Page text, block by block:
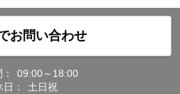
お問い合わせ
09:00～18:00
：
土日祝